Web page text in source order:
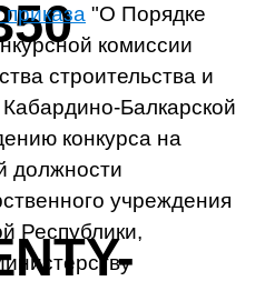
"О Порядке
комиссии
строительства и
Балкарской
конкурса на
должности
учреждения
Республики,